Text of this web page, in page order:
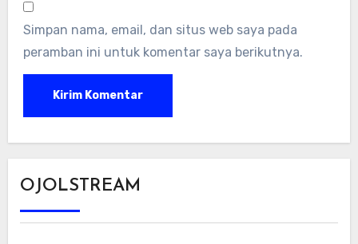
Simpan nama, email, dan situs web saya pada
peramban ini untuk komentar saya berikutnya.
OJOLSTREAM